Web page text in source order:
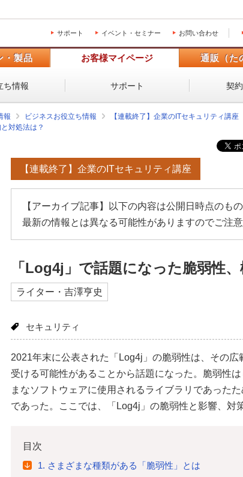
サポート イベント・セミナー お問い合わせ
・製品 お客様マイページ 通販（た
ち情報 サポート 契
報 ビジネスお役立ち情報 【連載終了】企業のITセキュリティ講座
対処法は？
【連載終了】企業のITセキュリティ講座
【アーカイブ記事】以下の内容は公開日時点のもの
最新の情報とは異なる可能性がありますのでご注意
「Log4j」で話題になった脆弱性
ライター・吉澤亨史
セキュリティ
2021年末に公表された「Log4j」の脆弱性は、その
受ける可能性があることから話題になった。脆弱性
まなソフトウェアに使用されるライブラリであった
であった。ここでは、「Log4j」の脆弱性と影響、対
目次
1. さまざまな種類がある「脆弱性」とは